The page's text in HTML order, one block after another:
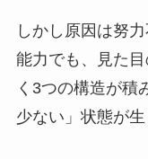
しかし原因は努
能力でも、見た
く3つの構造が積
少ない」状態が生